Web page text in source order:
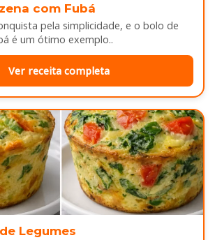
com Fubá
pela simplicidade, e o bolo de
é um ótimo exemplo..
Ver receita completa
Legumes